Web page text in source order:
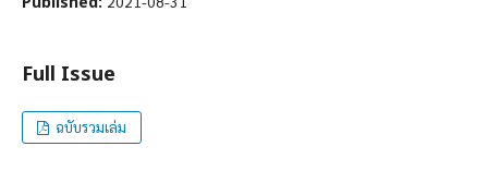
Full Issue
ฉบับรวมเล่ม